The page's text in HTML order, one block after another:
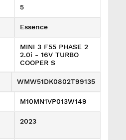
5
Essence
MINI 3 F55 PHASE 2
2.0i - 16V TURBO
COOPER S
WMW51DK0802T99135
M10MN1VP013W149
2023